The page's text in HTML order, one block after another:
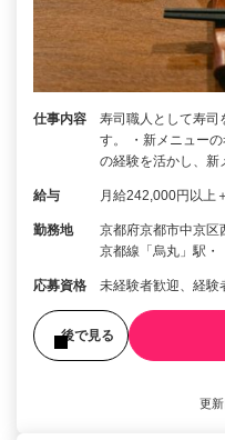
仕事内容
寿司職人として寿司
す。 ・新メニュー
の経験を活かし、新
給与 月給242,000円以上
勤務地
京都府京都市中京区
京都線「烏丸」駅・
応募資格 未経験者歓迎、経験
後で見る
更